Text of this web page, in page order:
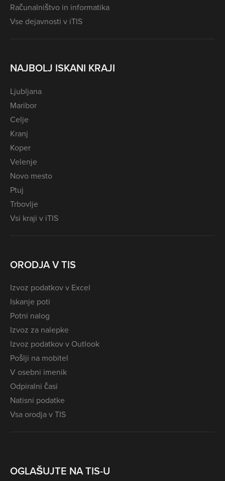
Računalništvo in informatika
Vse dejavnosti v iTIS
NAJBOLJ ISKANI KRAJI
Ljubljana
Maribor
Celje
Kranj
Koper
Velenje
Novo mesto
Ptuj
Trbovlje
Vsi kraji v iTIS
ORODJA V TIS
Izvoz podatkov v Excel
Iskanje poti
Potni nalog
Izvoz za nalepke
Izvoz podatkov v Outlook
Pošlji na mobitel
V osebni imenik
Odpiralni časi
Natisni podatke
Vsa orodja v TIS
OGLAŠUJTE NA TIS-U